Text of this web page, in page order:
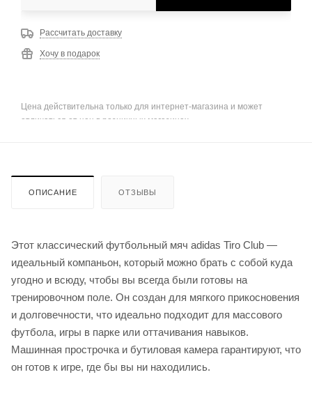
Рассчитать доставку
Хочу в подарок
Цена действительна только для интернет-магазина и может
отличаться от цен в розничных магазинах
ОПИСАНИЕ ОТЗЫВЫ
Этот классический футбольный мяч adidas Tiro Club —
идеальный компаньон, который можно брать с собой куда
угодно и всюду, чтобы вы всегда были готовы на
тренировочном поле. Он создан для мягкого прикосновения
и долговечности, что идеально подходит для массового
футбола, игры в парке или оттачивания навыков.
Машинная прострочка и бутиловая камера гарантируют, что
он готов к игре, где бы вы ни находились.